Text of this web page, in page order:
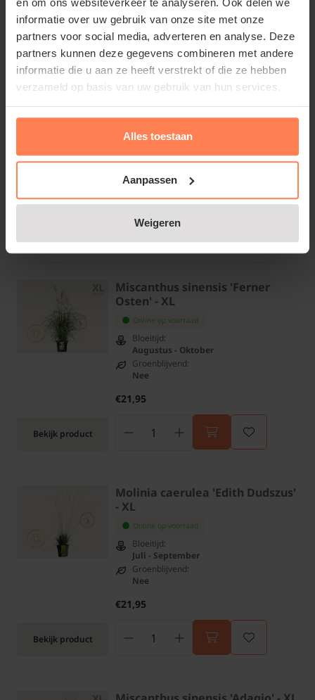
informatie over uw gebruik van onze site met onze
partners voor social media, adverteren en analyse. Deze
partners kunnen deze gegevens combineren met andere
informatie die u aan ze heeft verstrekt of die ze hebben
verzameld op basis van uw gebruik van hun services.
Alles toestaan
Aanpassen
Weigeren
Bekijk product
Panicum virgatum 'Heavy Metal'
- XL
Bloeitijd:
Groenblijvend:
Bekijk product
Miscanthus sinensis 'Ferner
Osten' - XL
Online op voorraad
Bloeitijd:
Augustus - Oktober
Groenblijvend:
Nee
€21,95
Bekijk product
Molinia caerulea 'Edith Dudszus'
- XL
Online op voorraad
Bloeitijd:
Juli - September
Groenblijvend:
Nee
€21,95